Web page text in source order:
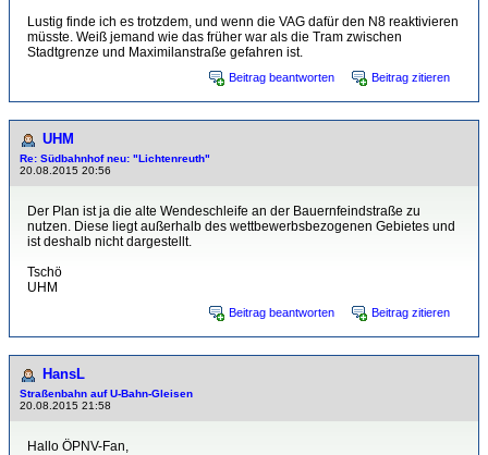
Lustig finde ich es trotzdem, und wenn die VAG dafür den N8 reaktivieren
müsste. Weiß jemand wie das früher war als die Tram zwischen
Stadtgrenze und Maximilanstraße gefahren ist.
Beitrag beantworten Beitrag zitieren
UHM
Re: Südbahnhof neu: "Lichtenreuth"
20.08.2015 20:56
Der Plan ist ja die alte Wendeschleife an der Bauernfeindstraße zu
nutzen. Diese liegt außerhalb des wettbewerbsbezogenen Gebietes und
ist deshalb nicht dargestellt.
Tschö
UHM
Beitrag beantworten Beitrag zitieren
HansL
Straßenbahn auf U-Bahn-Gleisen
20.08.2015 21:58
Hallo ÖPNV-Fan,